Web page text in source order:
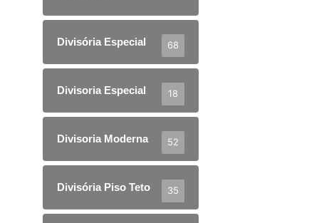
Divisória Especial 68
Divisoria Especial 18
Divisoria Moderna 52
Divisória Piso Teto 35